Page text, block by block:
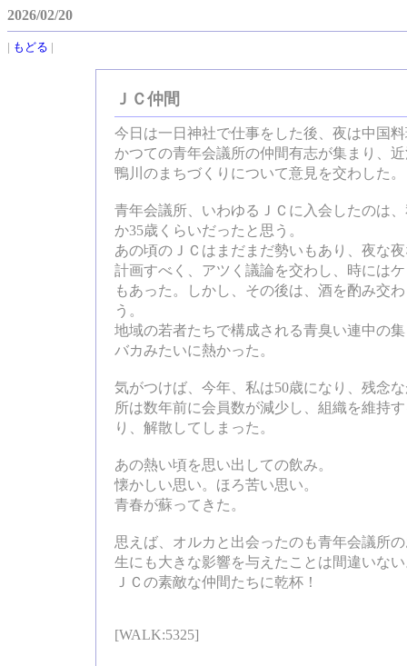
2026/02/20
| もどる |
ＪＣ仲間
今日は一日神社で仕事をした後、夜は中国
かつての青年会議所の仲間有志が集まり、
鴨川のまちづくりについて意見を交わした。
青年会議所、いわゆるＪＣに入会したのは
か35歳くらいだったと思う。
あの頃のＪＣはまだまだ勢いもあり、夜な
計画すべく、アツく議論を交わし、時には
もあった。しかし、その後は、酒を酌み交
う。
地域の若者たちで構成される青臭い連中の
バカみたいに熱かった。
気がつけば、今年、私は50歳になり、残念
所は数年前に会員数が減少し、組織を維持
り、解散してしまった。
あの熱い頃を思い出しての飲み。
懐かしい思い。ほろ苦い思い。
青春が蘇ってきた。
思えば、オルカと出会ったのも青年会議所
生にも大きな影響を与えたことは間違いな
ＪＣの素敵な仲間たちに乾杯！
[WALK:5325]